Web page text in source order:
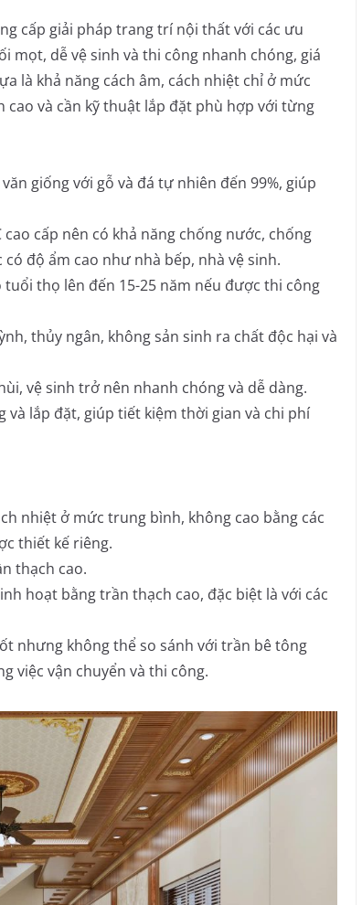
cấp giải pháp trang trí nội thất với các ưu
mọt, dễ vệ sinh và thi công nhanh chóng, giá
là khả năng cách âm, cách nhiệt chỉ ở mức
và cần kỹ thuật lắp đặt phù hợp với từng
giống với gỗ và đá tự nhiên đến 99%, giúp
cao cấp nên có khả năng chống nước, chống
độ ẩm cao như nhà bếp, nhà vệ sinh.
thọ lên đến 15-25 năm nếu được thi công
thủy ngân, không sản sinh ra chất độc hại và
vệ sinh trở nên nhanh chóng và dễ dàng.
và lắp đặt, giúp tiết kiệm thời gian và chi phí
nhiệt ở mức trung bình, không cao bằng các
thiết kế riêng.
thạch cao.
hoạt bằng trần thạch cao, đặc biệt là với các
nhưng không thể so sánh với trần bê tông
việc vận chuyển và thi công.